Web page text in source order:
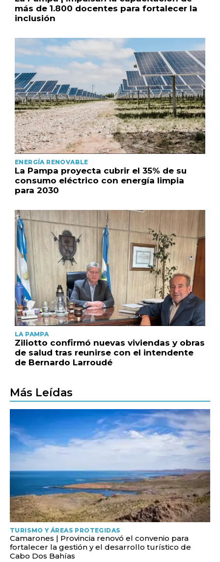
más de 1.800 docentes para fortalecer la
inclusión
ENERGÍA RENOVABLE
La Pampa proyecta cubrir el 35% de su
consumo eléctrico con energía limpia
para 2030
LA PAMPA
Ziliotto confirmó nuevas viviendas y obras
de salud tras reunirse con el intendente
de Bernardo Larroudé
Más Leídas
TURISMO Y ÁREAS PROTEGIDAS
Camarones | Provincia renovó el convenio para
fortalecer la gestión y el desarrollo turístico de
Cabo Dos Bahías